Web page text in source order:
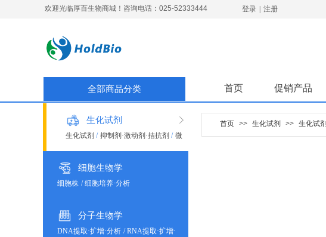
欢迎光临厚百生物商城！咨询电话：025-52333444 登录 注册
全部商品分类 首页 促销产品
生化试剂
生化试剂 / 抑制剂·激动剂·拮抗剂 / 微
细胞生物学
细胞株 / 细胞培养·分析
分子生物学
DNA提取·扩增·分析 / RNA提取·扩增·
首页 >> 生化试剂 >> 生化试剂